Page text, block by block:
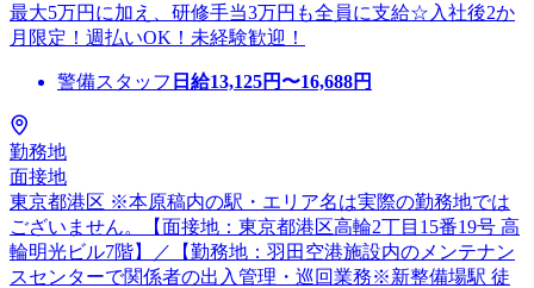
最大5万円に加え、研修手当3万円も全員に支給☆入社後2か
月限定！週払いOK！未経験歓迎！
警備スタッフ 日給13,125円〜16,688円
勤務地
面接地
東京都港区 ※本原稿内の駅・エリア名は実際の勤務地では
ございません。【面接地：東京都港区高輪2丁目15番19号 高
輪明光ビル7階】／【勤務地：羽田空港施設内のメンテナン
スセンターで関係者の出入管理・巡回業務※新整備場駅 徒